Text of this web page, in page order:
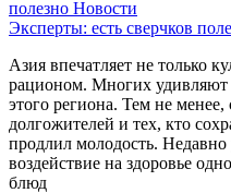
полезно Новости
Эксперты: есть сверчков
Азия впечатляет не только
рационом. Многих удивляют
этого региона. Тем не менее,
долгожителей и тех, кто
продлил молодость.
воздействие на здоровье
блюд